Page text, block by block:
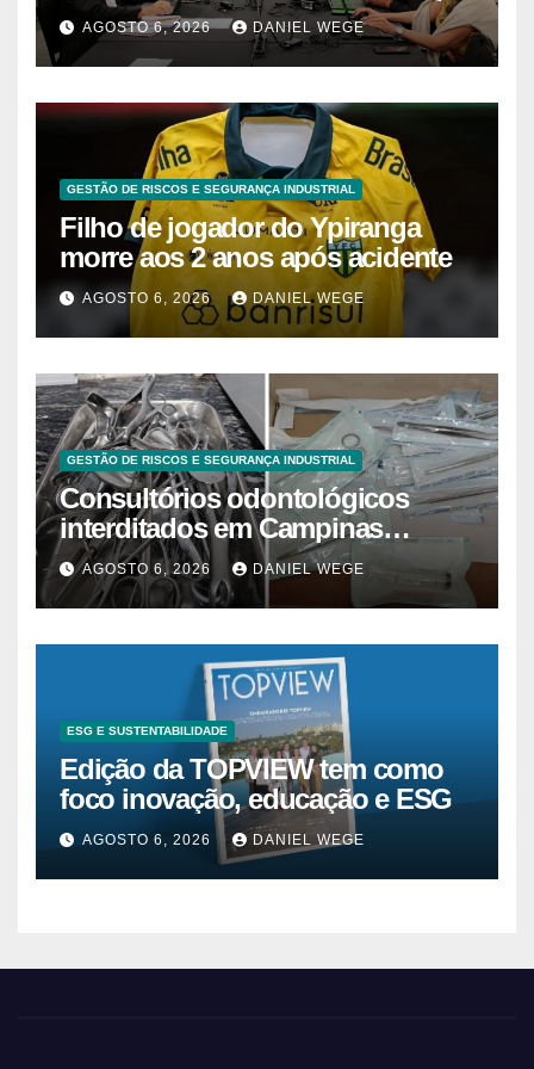
à decisão da Fenaban | Contec
Brasil
AGOSTO 6, 2026 DANIEL WEGE
GESTÃO DE RISCOS E SEGURANÇA INDUSTRIAL
Filho de jogador do Ypiranga
morre aos 2 anos após acidente
AGOSTO 6, 2026 DANIEL WEGE
GESTÃO DE RISCOS E SEGURANÇA INDUSTRIAL
Consultórios odontológicos
interditados em Campinas
superam 2025
AGOSTO 6, 2026 DANIEL WEGE
ESG E SUSTENTABILIDADE
Edição da TOPVIEW tem como
foco inovação, educação e ESG
AGOSTO 6, 2026 DANIEL WEGE